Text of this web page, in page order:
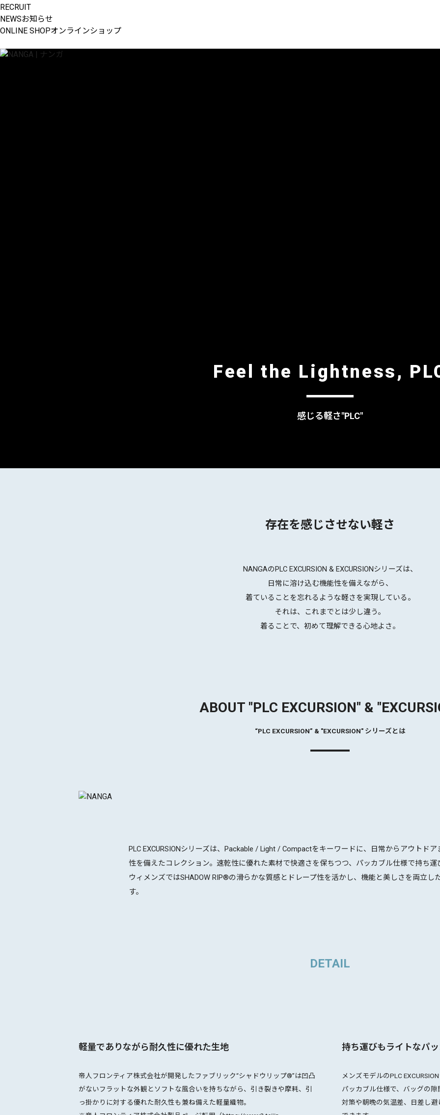
RECRUIT
NEWSお知らせ
ONLINE SHOPオンラインショップ
Feel the Lightness,
感じる軽さ"PLC"
存在を感じさせない軽さ
NANGAのPLC EXCURSION & EXCURSIONシリーズは、
日常に溶け込む機能性を備えながら、
着ていることを忘れるような軽さを実現している。
それは、これまでとは少し違う。
着ることで、初めて理解できる心地よさ。
ABOUT "PLC EXCURSION" &
“PLC EXCURSION” & "EXCURSION" シリーズとは
PLC EXCURSIONシリーズは、Packable / Light / Compactをキーワードに、日常からアウトド
性を備えたコレクション。速乾性に優れた素材で快適さを保ちつつ、パッカブル仕様で持ち運
ウィメンズではSHADOW RIP®の滑らかな質感とドレープ性を活かし、機能と美しさを両立し
す。
DETAIL
軽量でありながら耐久性に優れた生地
帝人フロンティア株式会社が開発したファブリック“シャドウリップ®︎”は凹凸
がないフラットな外観とソフトな風合いを持ちながら、引き裂きや摩耗、引
っ掛かりに対する優れた耐久性も兼ね備えた軽量織物。
持ち運びもライトなパ
メンズモデルのPLC
パッカブル仕様で、バッグの
対策や朝晩の気温差、日差し